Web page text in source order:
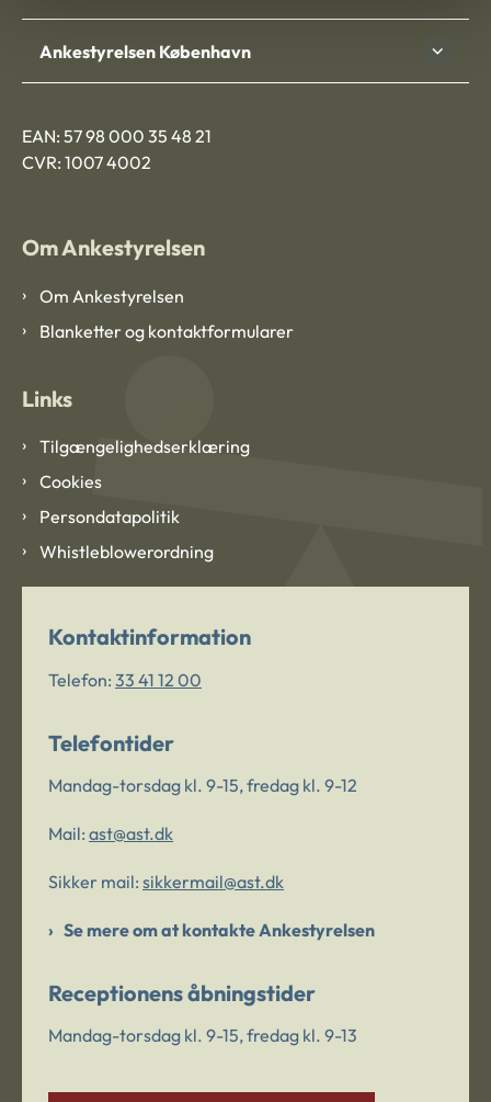
Ankestyrelsen København
EAN: 57 98 000 35 48 21
CVR: 1007 4002
Om Ankestyrelsen
Om Ankestyrelsen
Blanketter og kontaktformularer
Links
Tilgængelighedserklæring
Cookies
Persondatapolitik
Whistleblowerordning
Kontaktinformation
Telefon: 33 41 12 00
Telefontider
Mandag-torsdag kl. 9-15, fredag kl. 9-12
Mail: ast@ast.dk
Sikker mail: sikkermail@ast.dk
Se mere om at kontakte Ankestyrelsen
Receptionens åbningstider
Mandag-torsdag kl. 9-15, fredag kl. 9-13